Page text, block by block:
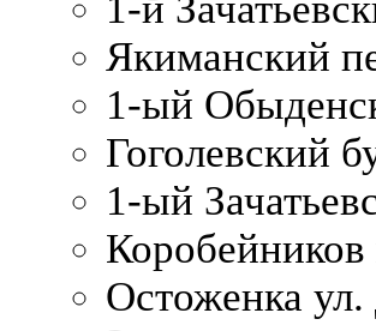
Якиманский
1-ый
Гоголевский
1-ый
Остоженка